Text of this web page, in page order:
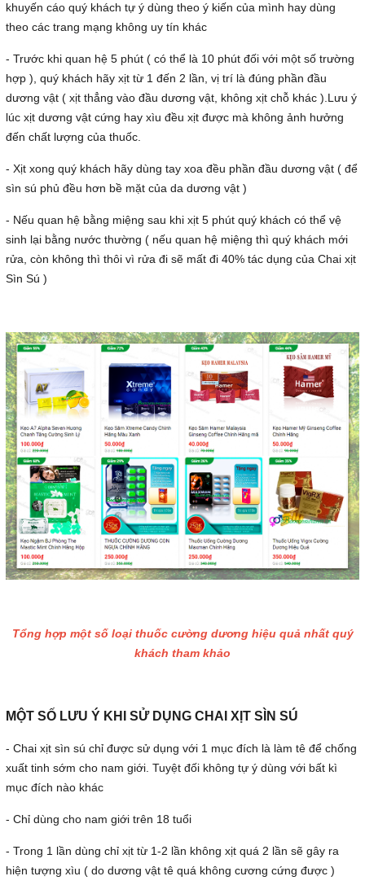
khuyến cáo quý khách tự ý dùng theo ý kiến của mình hay dùng
theo các trang mạng không uy tín khác
- Trước khi quan hệ 5 phút ( có thể là 10 phút đối với một số trường
hợp ), quý khách hãy xịt từ 1 đến 2 lần, vị trí là đúng phần đầu
dương vật ( xịt thẳng vào đầu dương vật, không xịt chỗ khác ).Lưu ý
lúc xịt dương vật cứng hay xìu đều xịt được mà không ảnh hưởng
đến chất lượng của thuốc.
- Xịt xong quý khách hãy dùng tay xoa đều phần đầu dương vật ( để
sìn sú phủ đều hơn bề mặt của da dương vật )
- Nếu quan hệ bằng miệng sau khi xịt 5 phút quý khách có thể vệ
sinh lại bằng nước thường ( nếu quan hệ miệng thì quý khách mới
rửa, còn không thì thôi vì rửa đi sẽ mất đi 40% tác dụng của Chai xịt
Sìn Sú )
Tổng hợp một số loại thuốc cường dương hiệu quả nhất quý
khách tham khảo
MỘT SỐ LƯU Ý KHI SỬ DỤNG CHAI XỊT SÌN SÚ
- Chai xịt sìn sú chỉ được sử dụng với 1 mục đích là làm tê để chống
xuất tinh sớm cho nam giới. Tuyệt đối không tự ý dùng với bất kì
mục đích nào khác
- Chỉ dùng cho nam giới trên 18 tuổi
- Trong 1 lần dùng chỉ xịt từ 1-2 lần không xịt quá 2 lần sẽ gây ra
hiện tượng xìu ( do dương vật tê quá không cương cứng được )